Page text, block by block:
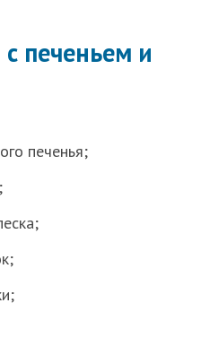
печеньем и
печенья;